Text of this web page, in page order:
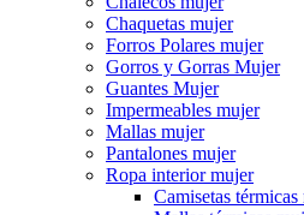
Chaquetas mujer
Forros Polares mujer
Gorros y Gorras Mujer
Guantes Mujer
Impermeables mujer
Mallas mujer
Pantalones mujer
Ropa interior mujer
Camisetas térmicas